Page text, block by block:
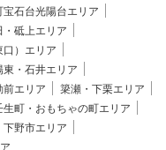
宝石台光陽台エリア
・砥上エリア
口）エリア
東・石井エリア
前エリア
簗瀬・下栗エリア
生町・おもちゃの町エリア
下野市エリア